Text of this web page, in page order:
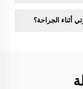
أثناء الجراحة؟